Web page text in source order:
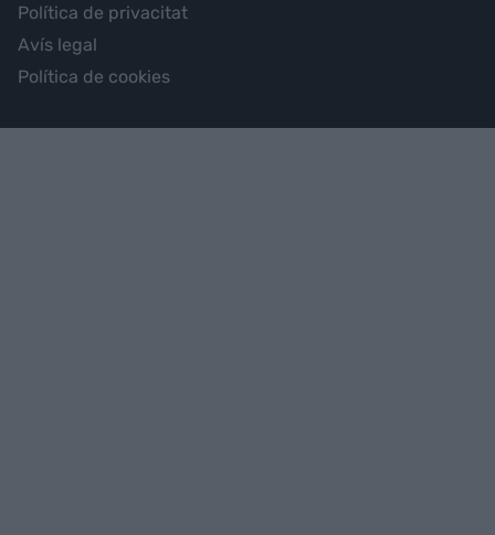
Política de privacitat
Avís legal
Política de cookies